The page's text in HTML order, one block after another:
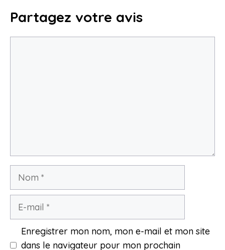
Partagez votre avis
Nom
Enregistrer mon nom, mon e-mail et mon site
dans le navigateur pour mon prochain